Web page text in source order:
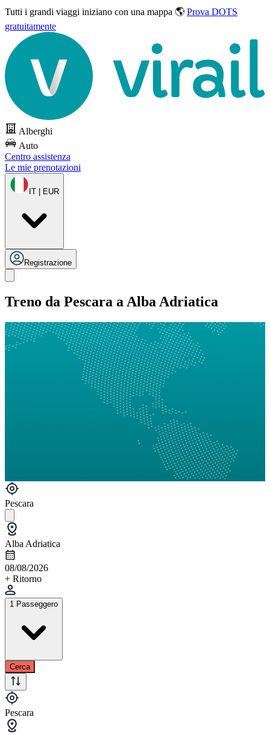
Tutti i grandi viaggi iniziano con una mappa 🌎 Prova DOTS
gratuitamente
Alberghi
Auto
Centro assistenza
Le mie prenotazioni
IT | EUR
Registrazione
Treno da Pescara a Alba Adriatica
Pescara
Alba Adriatica
08/08/2026
+ Ritorno
1 Passeggero
Cerca
Pescara